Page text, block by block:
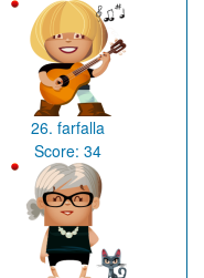
26. farfalla
Score:34